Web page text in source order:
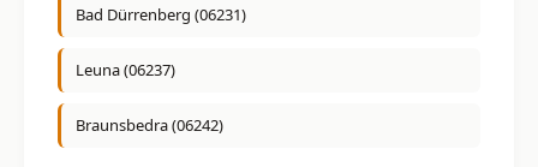
Bad Dürrenberg (06231)
Leuna (06237)
Braunsbedra (06242)